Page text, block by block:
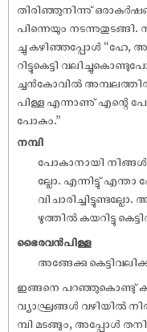
തിരിഞ്ഞുനിന്നു്
പിന്നെയും നടന്നുതുടങ്ങി.
ച്ചു കഴിഞ്ഞപ്പോൾ “ഹേ,
റിട്ടുകെട്ടി
ച്ചൻകോവിൽ
പിള്ള എന്നാണു് എന്റെ
പോകും.”
നമ്പി
പോകാനായി
ല്ലോ. എന്നിട്ടു്
ഴുത്തിൽ കയറിട്ടു
ഭൈരവൻപിള്ള
അങ്ങേക്കു
ഇങ്ങനെ പറഞ്ഞുകൊണ്ടു്
വ്യാഘ്രങ്ങൾ വഴിയിൽ
മ്പി മടങ്ങും, അപ്പോൾ